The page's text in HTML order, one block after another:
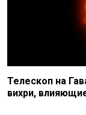
Телескоп на
вихри,